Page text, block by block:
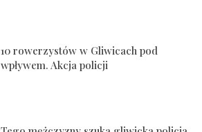
10 rowerzystów w Gliwicach pod
wpływem. Akcja policji